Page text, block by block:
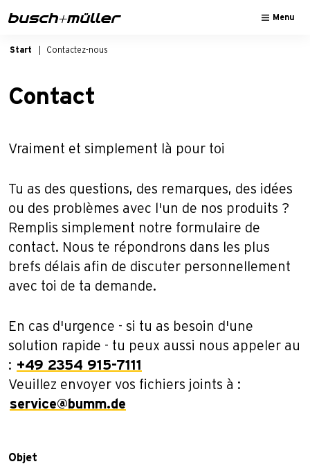
Menu
Start Contactez-nous
Contact
Vraiment et simplement là pour toi
Tu as des questions, des remarques, des idées
ou des problèmes avec l'un de nos produits ?
Remplis simplement notre formulaire de
contact. Nous te répondrons dans les plus
brefs délais afin de discuter personnellement
avec toi de ta demande.
En cas d'urgence - si tu as besoin d'une
solution rapide - tu peux aussi nous appeler au
: +49 2354 915-7111
Veuillez envoyer vos fichiers joints à :
service@bumm.de
Objet